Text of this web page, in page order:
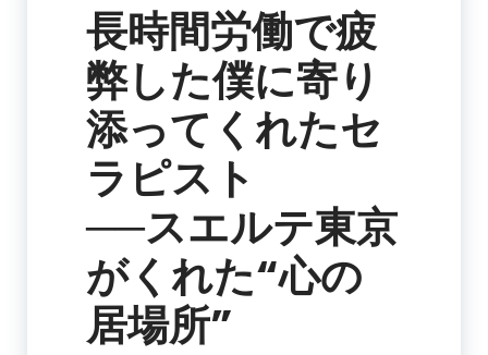
長時間労働で疲
弊した僕に寄り
添ってくれたセ
ラピスト
──スエルテ東京
がくれた“心の
居場所”